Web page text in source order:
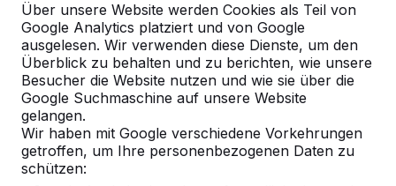
Über unsere Website werden Cookies als Teil von
Google Analytics platziert und von Google
ausgelesen. Wir verwenden diese Dienste, um den
Überblick zu behalten und zu berichten, wie unsere
Besucher die Website nutzen und wie sie über die
Google Suchmaschine auf unsere Website
gelangen.
Wir haben mit Google verschiedene Vorkehrungen
getroffen, um Ihre personenbezogenen Daten zu
schützen:
Unsere Produkte finden Sie in ganz Europa
und darüber hinaus. Sehen Sie hier, wo Sie
ein HeBlad-Produkt in Ihrer Nähe finden.
Produkt
Alles anzeigen
Kategorie